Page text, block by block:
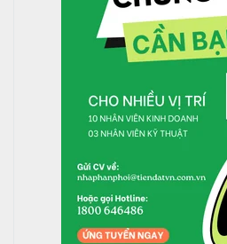
Bồn tự hoại Septic Sơn Hà 2500L
10 - 12 thành
THÔNG SỐ KỸ THUẬT
Bồn tự
Mã sản
phẩm
Kích thước
Đường
kính
cao